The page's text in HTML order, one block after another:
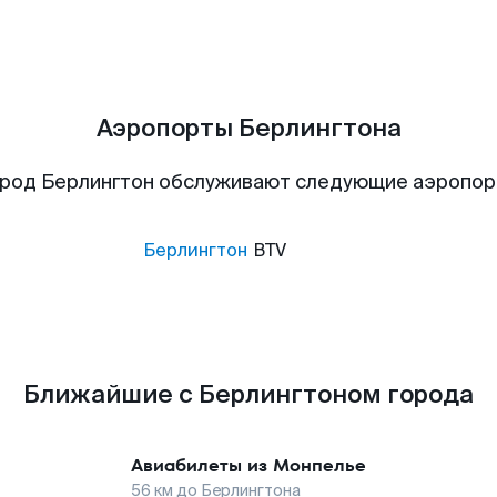
Аэропорты Берлингтона
Берлингтон обслуживают следующие
Берлингтон BTV
Ближайшие с Берлингтоном города
Авиабилеты из Монпелье
56 км до Берлингтона